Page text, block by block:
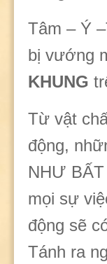
Tâm – Ý
bị vướng
KHUNG
Từ vật
động,
NHƯ
mọi sự
động sẽ
Tánh ra